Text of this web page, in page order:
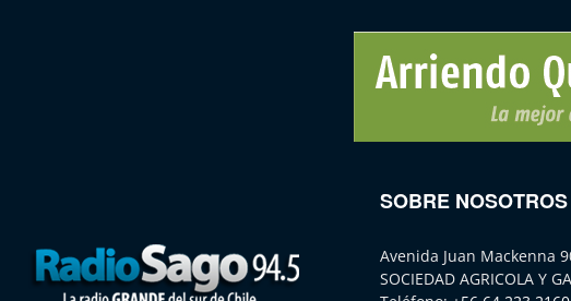
SOBRE NOSOTROS
Avenida Juan Mackenna
SOCIEDAD AGRICOLA Y